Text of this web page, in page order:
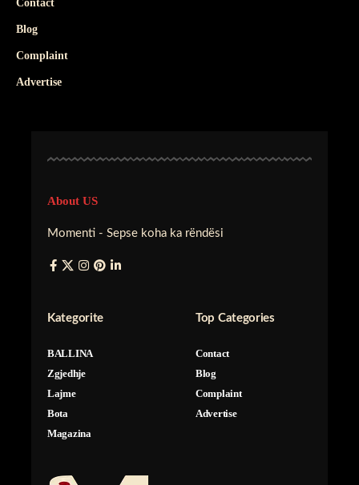
Contact
Blog
Complaint
Advertise
About US
Momenti - Sepse koha ka rëndësi
Kategorite
BALLINA
Zgjedhje
Lajme
Bota
Magazina
Top Categories
Contact
Blog
Complaint
Advertise